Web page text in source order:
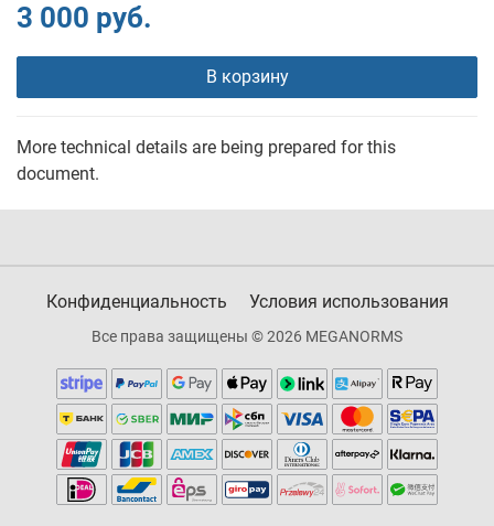
3 000 руб.
В корзину
More technical details are being prepared for this
document.
Конфиденциальность Условия использования
Все права защищены © 2026 MEGANORMS